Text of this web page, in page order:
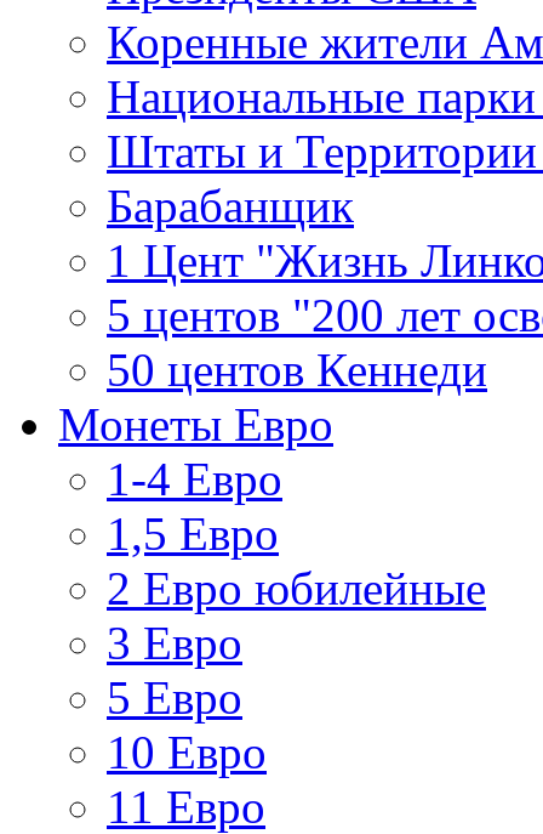
Коренные жители
Национальные
Штаты и
Барабанщик
1 Цент "Жизнь
5 центов "200 лет
50 центов Кеннеди
Монеты Евро
1-4 Евро
1,5 Евро
2 Евро юбилейные
3 Евро
5 Евро
10 Евро
11 Евро